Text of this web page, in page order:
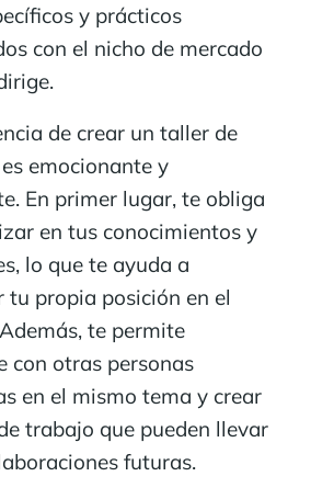
y prácticos
con el nicho de mercado
de crear un taller de
emocionante y
En primer lugar, te obliga
en tus conocimientos y
lo que te ayuda a
tu propia posición en el
te permite
con otras personas
en el mismo tema y crear
trabajo que pueden llevar
futuras.